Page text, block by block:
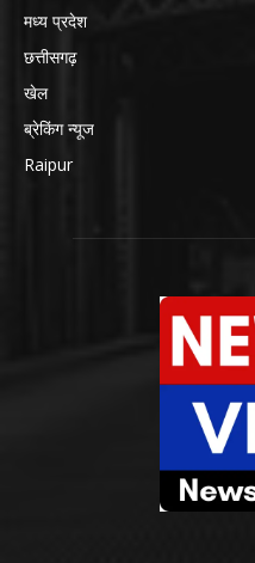
मध्य प्रदेश
छत्तीसगढ़
खेल
ब्रेकिंग न्यूज
Raipur